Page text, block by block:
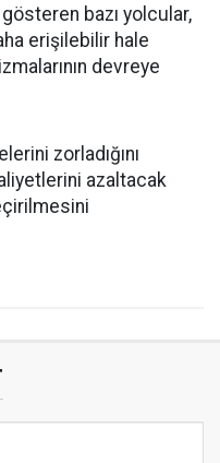
bazı yolcular,
erişilebilir hale
devreye
zorladığını
azaltacak